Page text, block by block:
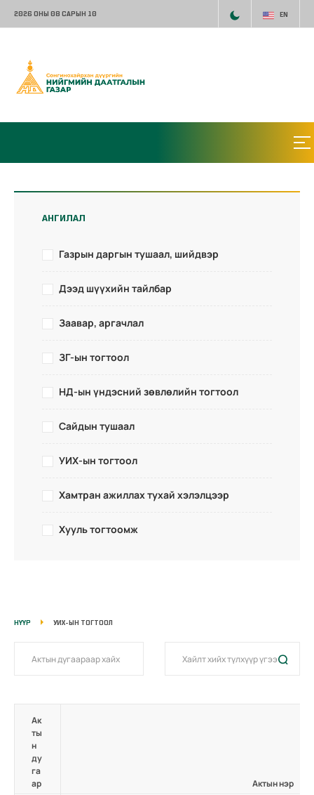
2026 ОНЫ 08 САРЫН 10 EN
АНГИЛАЛ
Газрын даргын тушаал, шийдвэр
Дээд шүүхийн тайлбар
Заавар, аргачлал
ЗГ-ын тогтоол
НД-ын үндэсний зөвлөлийн тогтоол
Сайдын тушаал
УИХ-ын тогтоол
Хамтран ажиллах тухай хэлэлцээр
Хууль тогтоомж
НҮҮР УИХ-ЫН ТОГТООЛ
Ак
ты
н
ду
га
ар
Актын нэр